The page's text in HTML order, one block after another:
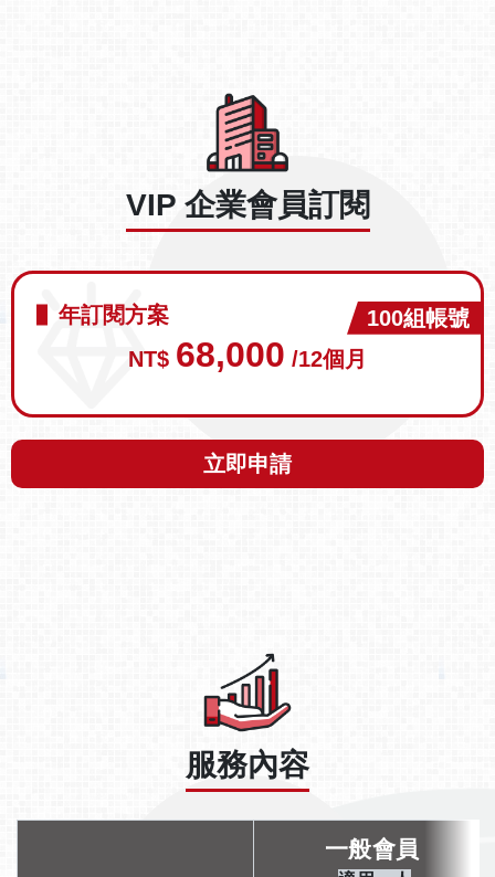
VIP 企業會員訂閱
100組帳號
年訂閱方案
NT$ 68,000 /12個月
立即申請
服務內容
一般會員